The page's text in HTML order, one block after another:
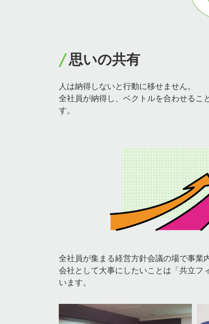
思いの共有
人は納得しないと行動に移せません。
全社員が納得し、ベクトルを合わせるこ
す。
全社員が集まる経営方針会議の場で事業
会社として大事にしたいことは「共立フ
います。